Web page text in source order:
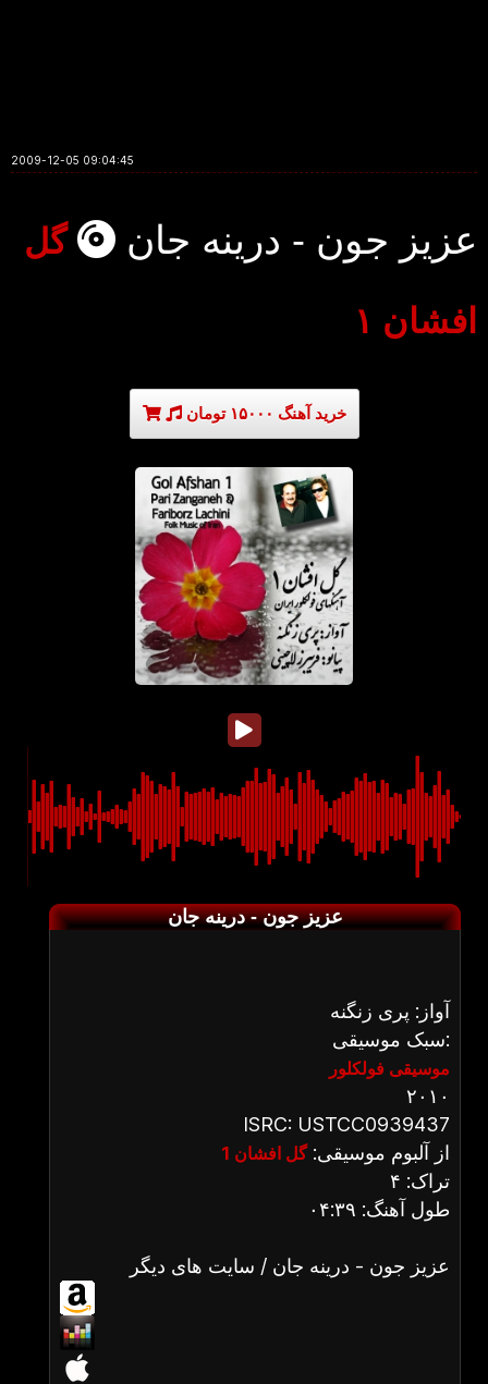
2009-12-05 09:04:45
عزیز جون - درینه جان گل
افشان ۱
خرید آهنگ ۱۵۰۰۰ تومان
عزیز جون - درینه جان
آواز: پری زنگنه
سبک موسیقی:
موسیقی فولکلور
۲۰۱۰
ISRC: USTCC0939437
از آلبوم موسیقی:گل افشان 1
تراک: ۴
طول آهنگ: ۰۴:۳۹
عزیز جون - درینه جان / سایت های دیگر